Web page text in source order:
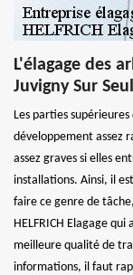
L'élagage des
Juvigny Sur
Les parties
développement assez
assez graves si elles
installations. Ainsi, il
faire ce genre de
HELFRICH Elagage
meilleure qualité de
informations, il faut